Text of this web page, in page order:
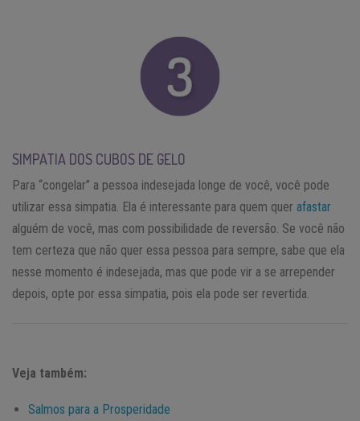
SIMPATIA DOS CUBOS DE GELO
Para “congelar” a pessoa indesejada longe de você, você pode
utilizar essa simpatia. Ela é interessante para quem quer afastar
alguém de você, mas com possibilidade de reversão. Se você não
tem certeza que não quer essa pessoa para sempre, sabe que ela
nesse momento é indesejada, mas que pode vir a se arrepender
depois, opte por essa simpatia, pois ela pode ser revertida.
Veja também:
Salmos para a Prosperidade